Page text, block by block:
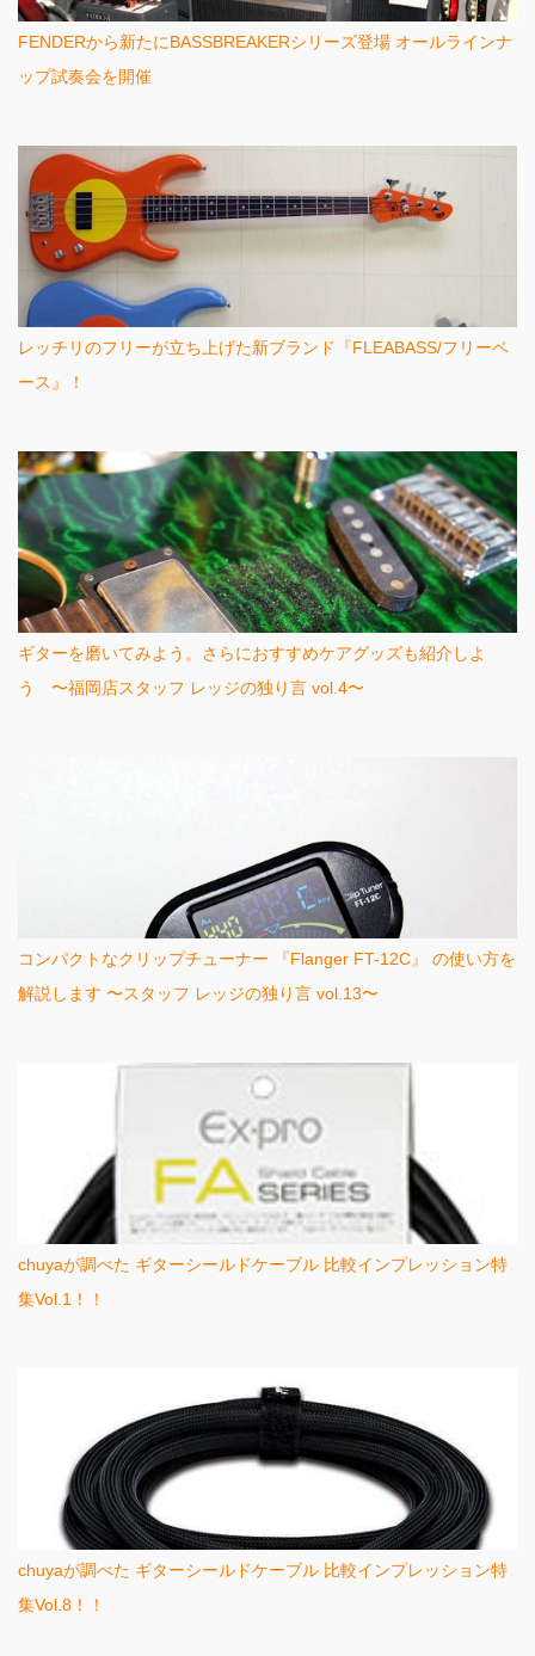
FENDERから新たにBASSBREAKERシリーズ登場 オールラインナ
ップ試奏会を開催
レッチリのフリーが立ち上げた新ブランド『FLEABASS/フリーベ
ース』！
ギターを磨いてみよう。さらにおすすめケアグッズも紹介しよ
う 〜福岡店スタッフ レッジの独り言 vol.4〜
コンパクトなクリップチューナー 『Flanger FT-12C』 の使い方を
解説します 〜スタッフ レッジの独り言 vol.13〜
chuyaが調べた ギターシールドケーブル 比較インプレッション特
集Vol.1！！
chuyaが調べた ギターシールドケーブル 比較インプレッション特
集Vol.8！！